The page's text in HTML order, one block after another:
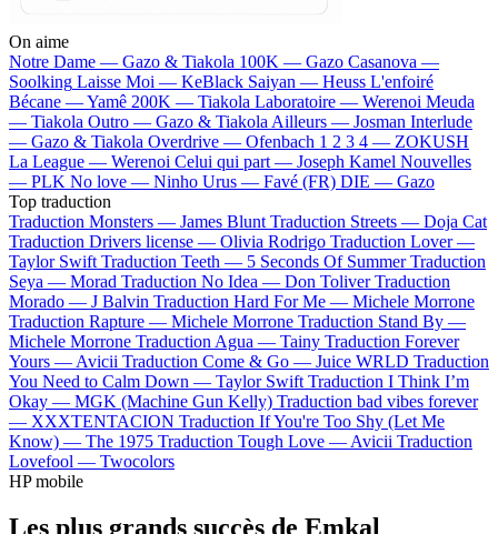
On aime
Notre Dame — Gazo & Tiakola 100K — Gazo Casanova —
Soolking Laisse Moi — KeBlack Saiyan — Heuss L'enfoiré
Bécane —Yamê 200K — Tiakola Laboratoire — Werenoi Meuda
— Tiakola Outro — Gazo & Tiakola Ailleurs — Josman Interlude
— Gazo & Tiakola Overdrive — Ofenbach 1 2 3 4 — ZOKUSH
La League — Werenoi Celui qui part — Joseph Kamel Nouvelles
— PLK No love — Ninho Urus — Favé (FR) DIE — Gazo
Top traduction
Traduction Monsters — James Blunt Traduction Streets — Doja Cat
Traduction Drivers license — Olivia Rodrigo Traduction Lover —
Taylor Swift Traduction Teeth — 5 Seconds Of Summer Traduction
Seya — Morad Traduction No Idea — Don Toliver Traduction
Morado — J Balvin Traduction Hard For Me — Michele Morrone
Traduction Rapture — Michele Morrone Traduction Stand By —
Michele Morrone Traduction Agua — Tainy Traduction Forever
Yours — Avicii Traduction Come & Go — Juice WRLD Traduction
You Need to Calm Down — Taylor Swift Traduction I Think I’m
Okay — MGK (Machine Gun Kelly) Traduction bad vibes forever
— XXXTENTACION Traduction If You're Too Shy (Let Me
Know) — The 1975 Traduction Tough Love — Avicii Traduction
Lovefool — Twocolors
HP mobile
Les plus grands succès de Emkal